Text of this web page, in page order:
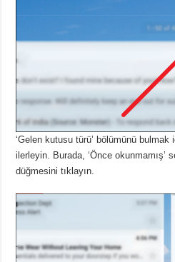
‘Gelen kutusu türü’ bölümünü bulmak
ilerleyin. Burada, ‘Önce okunmamış’
düğmesini tıklayın.